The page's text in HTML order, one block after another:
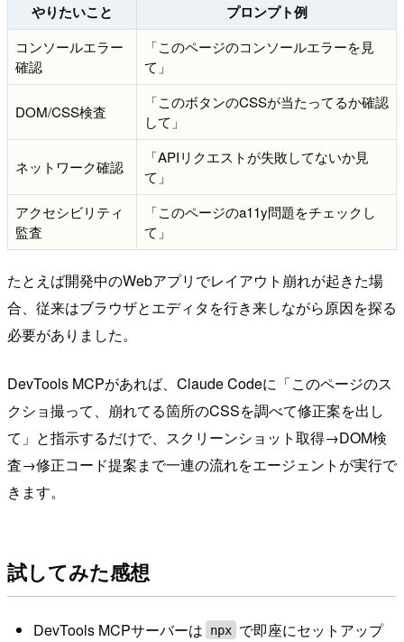
やりたいこと プロンプト例
コンソールエラー
確認
「このページのコンソールエラーを見
て」
DOM/CSS検査
「このボタンのCSSが当たってるか確認
して」
ネットワーク確認
「APIリクエストが失敗してないか見
て」
アクセシビリティ
監査
「このページのa11y問題をチェックし
て」
たとえば開発中のWebアプリでレイアウト崩れが起きた場
合、従来はブラウザとエディタを行き来しながら原因を探る
必要がありました。
DevTools MCPがあれば、Claude Codeに「このページのス
クショ撮って、崩れてる箇所のCSSを調べて修正案を出し
て」と指示するだけで、スクリーンショット取得→DOM検
査→修正コード提案まで一連の流れをエージェントが実行で
きます。
試してみた感想
DevTools MCPサーバーは npx で即座にセットアップ